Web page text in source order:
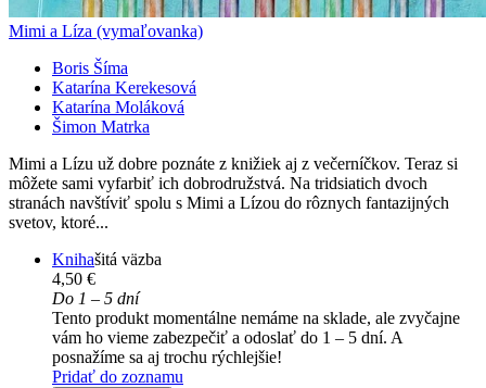
Mimi a Líza (vymaľovanka)
Boris Šíma
Katarína Kerekesová
Katarína Moláková
Šimon Matrka
Mimi a Lízu už dobre poznáte z knižiek aj z večerníčkov. Teraz si
môžete sami vyfarbiť ich dobrodružstvá. Na tridsiatich dvoch
stranách navštíviť spolu s Mimi a Lízou do rôznych fantazijných
svetov, ktoré...
Knihašitá väzba
4,50 €
Do 1 – 5 dní
Tento produkt momentálne nemáme na sklade, ale zvyčajne
vám ho vieme zabezpečiť a odoslať do 1 – 5 dní. A
posnažíme sa aj trochu rýchlejšie!
Pridať do zoznamu